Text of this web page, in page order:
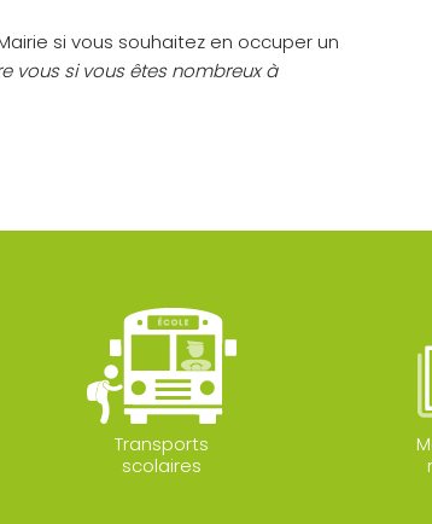
si vous souhaitez en occuper un
vous si vous êtes nombreux à
Transports
scolaires